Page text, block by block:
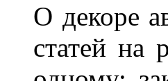
О декоре
статей на